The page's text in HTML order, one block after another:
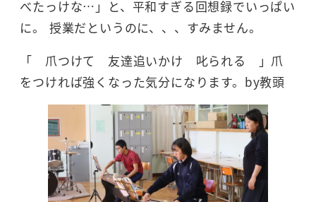
べたっけな…」と、平和すぎる回想録でいっぱい
に。 授業だというのに、、、すみません。
「 爪つけて 友達追いかけ 叱られる 」爪
をつければ強くなった気分になります。by教頭